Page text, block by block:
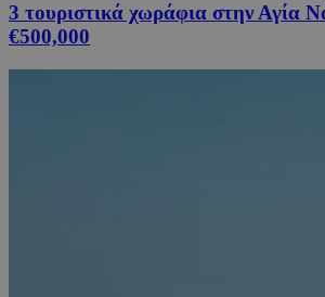
3 τουριστικά χωράφια στην Αγία
€500,000